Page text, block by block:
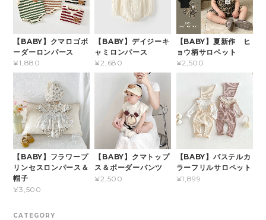
【BABY】クマロゴボ
ーダーロンパース
¥1,880
【BABY】デイジーキ
ャミロンパース
¥2,680
【BABY】夏新作 ヒ
ョウ柄サロペット
¥2,500
【BABY】フラワープ
リンセスロンパース＆
帽子
¥3,500
【BABY】クマトップ
ス＆ボーダーパンツ
¥2,500
【BABY】パステルカ
ラーフリルサロペット
¥1,899
CATEGORY